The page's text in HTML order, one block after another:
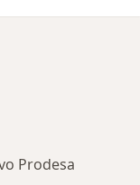
Prodesa